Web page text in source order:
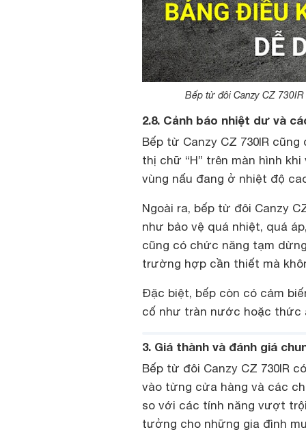
Bếp từ đôi Canzy CZ
2.8. Cảnh báo nhiệt dư và
Bếp từ Canzy CZ 730IR
thị chữ “H” trên màn hình
vùng nấu đang ở nhiệt độ
Ngoài ra, bếp từ đôi Canzy
như bảo vệ quá nhiệt, quá
cũng có chức năng tạm
trường hợp cần thiết mà
Đặc biệt, bếp còn có cảm
cố như tràn nước hoặc thức
3. Giá thành và đánh giá
Bếp từ đôi Canzy CZ 730IR
vào từng cửa hàng và các
so với các tính năng vượt
tưởng cho những gia đình